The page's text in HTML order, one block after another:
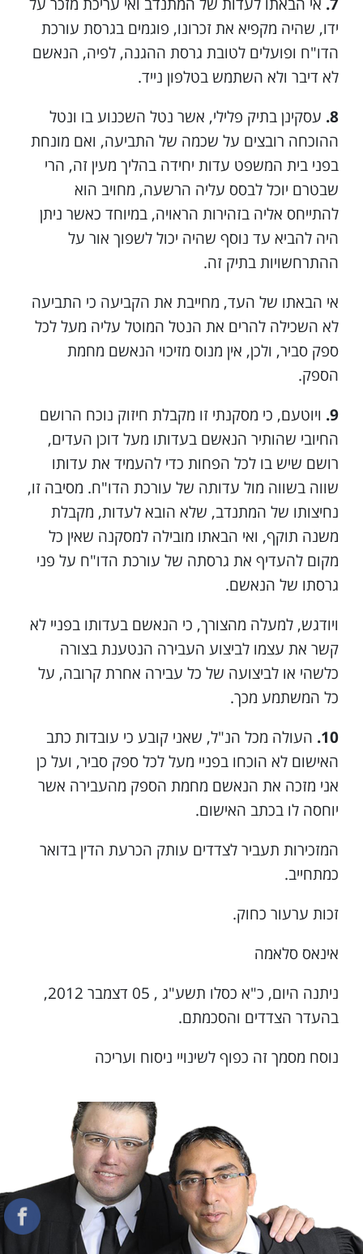
ידו, שהיה מקפיא את זכרונו, פוגמים בגרסת עורכת
הדו"ח ופועלים לטובת גרסת ההגנה, לפיה, הנאשם
לא דיבר ולא השתמש בטלפון נייד.
8. עסקינן בתיק פלילי, אשר נטל השכנוע בו ונטל
ההוכחה רובצים על שכמה של התביעה, ואם מונחת
בפני בית המשפט עדות יחידה בהליך מעין זה, הרי
שבטרם יוכל לבסס עליה הרשעה, מחויב הוא
להתייחס אליה בזהירות הראויה, במיוחד כאשר ניתן
היה להביא עד נוסף שהיה יכול לשפוך אור על
ההתרחשויות בתיק זה.
אי הבאתו של העד, מחייבת את הקביעה כי התביעה
לא השכילה להרים את הנטל המוטל עליה מעל לכל
ספק סביר, ולכן, אין מנוס מזיכוי הנאשם מחמת
הספק.
9. ויוטעם, כי מסקנתי זו מקבלת חיזוק נוכח הרושם
החיובי שהותיר הנאשם בעדותו מעל דוכן העדים,
רושם שיש בו לכל הפחות כדי להעמיד את עדותו
שווה בשווה מול עדותה של עורכת הדו"ח. מסיבה זו,
נחיצותו של המתנדב, שלא הובא לעדות, מקבלת
משנה תוקף, ואי הבאתו מובילה למסקנה שאין כל
מקום להעדיף את גרסתה של עורכת הדו"ח על פני
גרסתו של הנאשם.
ויודגש, למעלה מהצורך, כי הנאשם בעדותו בפניי לא
קשר את עצמו לביצוע העבירה הנטענת בצורה
כלשהי או לביצועה של כל עבירה אחרת קרובה, על
כל המשתמע מכך.
10. העולה מכל הנ"ל, שאני קובע כי עובדות כתב
האישום לא הוכחו בפניי מעל לכל ספק סביר, ועל כן
אני מזכה את הנאשם מחמת הספק מהעבירה אשר
יוחסה לו בכתב האישום.
המזכירות תעביר לצדדים עותק הכרעת הדין בדואר
כמתחייב.
זכות ערעור כחוק.
אינאס סלאמה
ניתנה היום, כ"א כסלו תשע"ג , 05 דצמבר 2012,
בהעדר הצדדים והסכמתם.
נוסח מסמך זה כפוף לשינויי ניסוח ועריכה